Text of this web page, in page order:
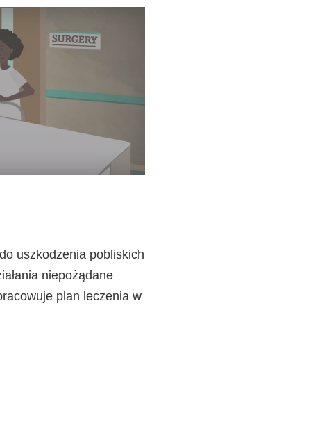
uszkodzenia pobliskich
niepożądane
plan leczenia w